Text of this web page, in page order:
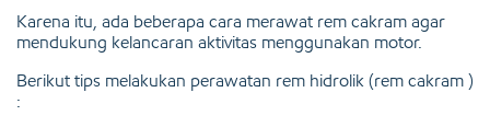
Karena itu, ada beberapa cara merawat rem cakram agar
mendukung kelancaran aktivitas menggunakan motor.
Berikut tips melakukan perawatan rem hidrolik (rem cakram )
: